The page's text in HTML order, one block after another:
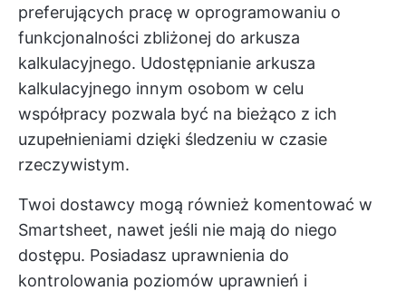
preferujących pracę w oprogramowaniu o
funkcjonalności zbliżonej do arkusza
kalkulacyjnego. Udostępnianie arkusza
kalkulacyjnego innym osobom w celu
współpracy pozwala być na bieżąco z ich
uzupełnieniami dzięki śledzeniu w czasie
rzeczywistym.
Twoi dostawcy mogą również komentować w
Smartsheet, nawet jeśli nie mają do niego
dostępu. Posiadasz uprawnienia do
kontrolowania poziomów uprawnień i